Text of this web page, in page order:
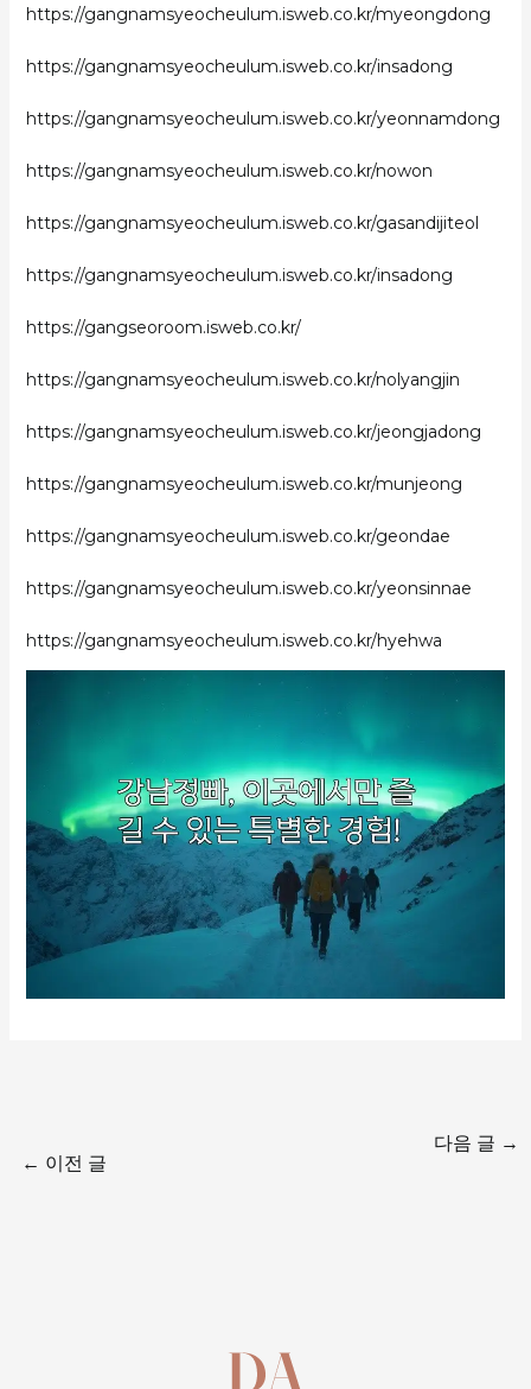
https://gangnamsyeocheulum.isweb.co.kr/myeongdong
https://gangnamsyeocheulum.isweb.co.kr/insadong
https://gangnamsyeocheulum.isweb.co.kr/yeonnamdong
https://gangnamsyeocheulum.isweb.co.kr/nowon
https://gangnamsyeocheulum.isweb.co.kr/gasandijiteol
https://gangnamsyeocheulum.isweb.co.kr/insadong
https://gangseoroom.isweb.co.kr/
https://gangnamsyeocheulum.isweb.co.kr/nolyangjin
https://gangnamsyeocheulum.isweb.co.kr/jeongjadong
https://gangnamsyeocheulum.isweb.co.kr/munjeong
https://gangnamsyeocheulum.isweb.co.kr/geondae
https://gangnamsyeocheulum.isweb.co.kr/yeonsinnae
https://gangnamsyeocheulum.isweb.co.kr/hyehwa
← 이전 글
다음 글 →